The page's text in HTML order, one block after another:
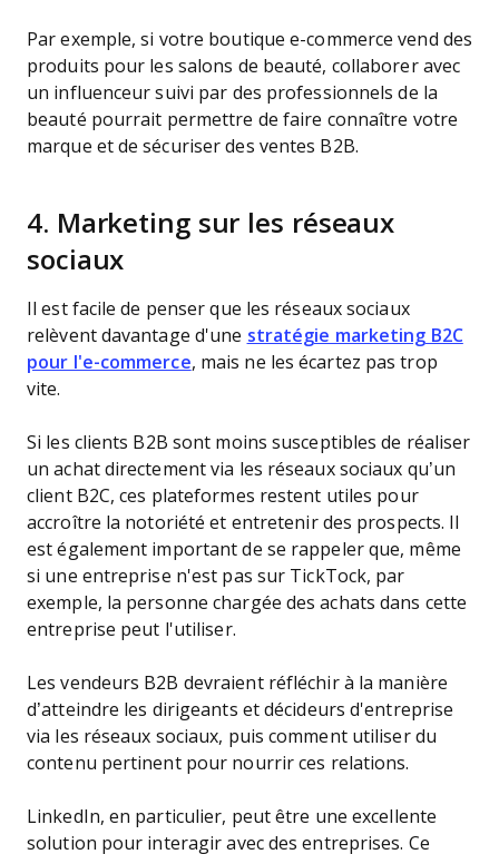
Par exemple, si votre boutique e-commerce vend des
produits pour les salons de beauté, collaborer avec
un influenceur suivi par des professionnels de la
beauté pourrait permettre de faire connaître votre
marque et de sécuriser des ventes B2B.
4. Marketing sur les réseaux
sociaux
Il est facile de penser que les réseaux sociaux
relèvent davantage d'une stratégie marketing B2C
pour l'e-commerce, mais ne les écartez pas trop
vite.
Si les clients B2B sont moins susceptibles de réaliser
un achat directement via les réseaux sociaux qu’un
client B2C, ces plateformes restent utiles pour
accroître la notoriété et entretenir des prospects. Il
est également important de se rappeler que, même
si une entreprise n'est pas sur TickTock, par
exemple, la personne chargée des achats dans cette
entreprise peut l'utiliser.
Les vendeurs B2B devraient réfléchir à la manière
d’atteindre les dirigeants et décideurs d'entreprise
via les réseaux sociaux, puis comment utiliser du
contenu pertinent pour nourrir ces relations.
LinkedIn, en particulier, peut être une excellente
solution pour interagir avec des entreprises. Ce